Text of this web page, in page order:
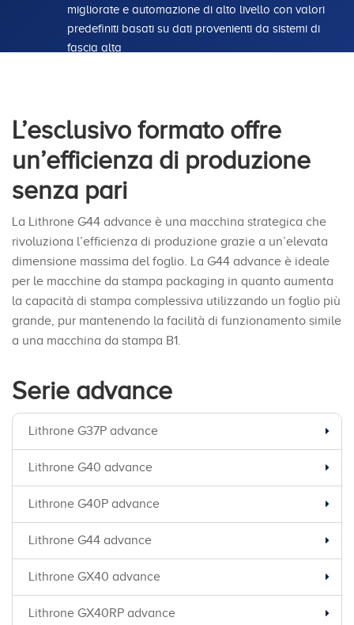
migliorate e automazione di alto livello con valori
predefiniti basati su dati provenienti da sistemi di
fascia alta
L’esclusivo formato offre
un’efficienza di produzione
senza pari
La Lithrone G44 advance è una macchina strategica che
rivoluziona l’efficienza di produzione grazie a un’elevata
dimensione massima del foglio. La G44 advance è ideale
per le macchine da stampa packaging in quanto aumenta
la capacità di stampa complessiva utilizzando un foglio più
grande, pur mantenendo la facilità di funzionamento simile
a una macchina da stampa B1.
Serie advance
Lithrone G37P advance
Lithrone G40 advance
Lithrone G40P advance
Lithrone G44 advance
Lithrone GX40 advance
Lithrone GX40RP advance